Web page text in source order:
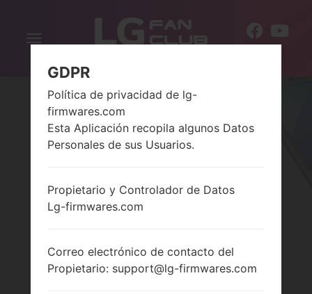
Alternar
navegación
LA SERIELG STYLO 2
Página principal →Serie
GDPR
Política de privacidad de lg-
firmwares.com
Esta Aplicación recopila algunos Datos
Personales de sus Usuarios.
Propietario y Controlador de Datos
Lg-firmwares.com
Correo electrónico de contacto del
Propietario: support@lg-firmwares.com